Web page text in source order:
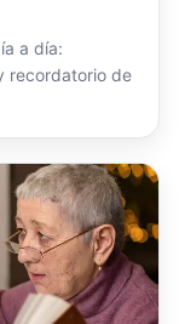
a día:
recordatorio de